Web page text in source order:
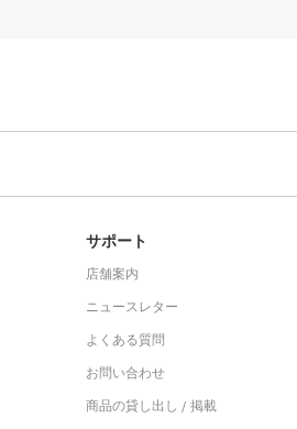
サポート
店舗案内
ニュースレター
よくある質問
お問い合わせ
商品の貸し出し / 掲載